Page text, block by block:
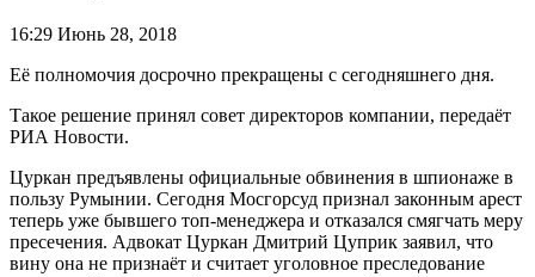
16:29 Июнь 28, 2018
Её полномочия досрочно прекращены с сегодняшнего дня.
Такое решение принял совет директоров компании, передаёт
РИА Новости.
Цуркан предъявлены официальные обвинения в шпионаже в
пользу Румынии. Сегодня Мосгорсуд признал законным арест
теперь уже бывшего топ-менеджера и отказался смягчать меру
пресечения. Адвокат Цуркан Дмитрий Цуприк заявил, что
вину она не признаёт и считает уголовное преследование